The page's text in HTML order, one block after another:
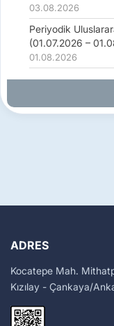
03.08.2026
Periyodik
(01.07.2026 –
01.08.2026
ADRES
Kocatepe Mah.
Kızılay - Çankaya/